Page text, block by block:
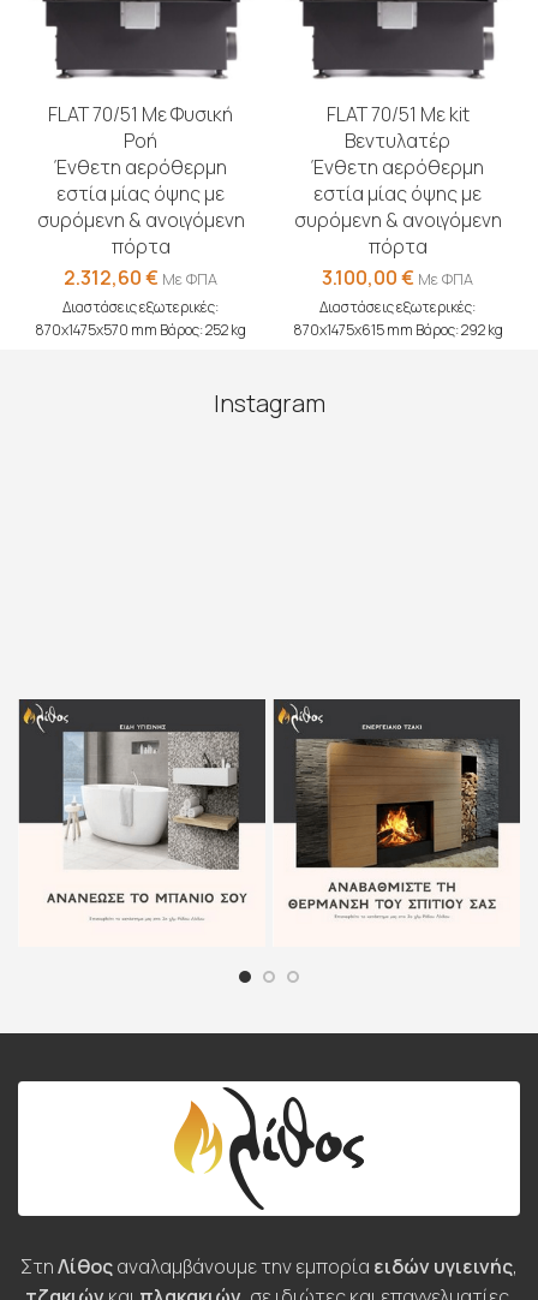
FLAT 70/51 Με Φυσική
Ροή
Ένθετη αερόθερμη
εστία μίας όψης με
συρόμενη & ανοιγόμενη
πόρτα
2.312,60€ Με ΦΠΑ
Διαστάσεις εξωτερικές:
870x1475x570 mm Βάρος: 252 kg
FLAT 70/51 Με kit
Βεντυλατέρ
Ένθετη αερόθερμη
εστία μίας όψης με
συρόμενη & ανοιγόμενη
πόρτα
3.100,00€ Με ΦΠΑ
Διαστάσεις εξωτερικές:
870x1475x615 mm Βάρος: 292 kg
Instagram
ΣτηΛίθοςαναλαμβάνουμε την εμπορία ειδών υγιεινής,